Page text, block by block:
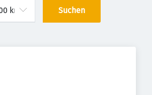
Suchen